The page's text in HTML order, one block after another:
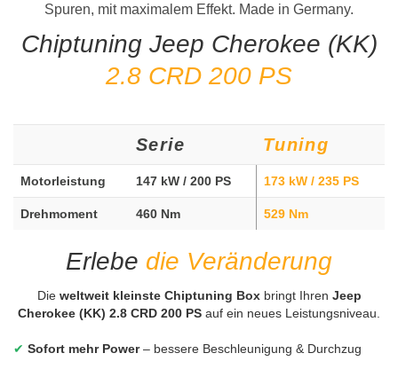
Spuren, mit maximalem Effekt. Made in Germany.
Chiptuning Jeep Cherokee (KK)
2.8 CRD 200 PS
Serie Tuning
Motorleistung 147 kW / 200 PS 173 kW / 235 PS
Drehmoment 460 Nm 529 Nm
Erlebe die Veränderung
Die weltweit kleinste Chiptuning Boxbringt Ihren Jeep
Cherokee (KK) 2.8 CRD 200 PS auf ein neues Leistungsniveau.
✔ Sofort mehr Power– bessere Beschleunigung & Durchzug